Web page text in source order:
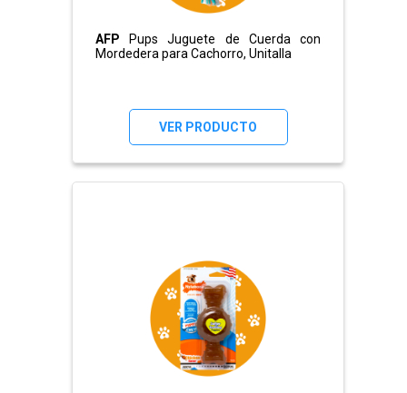
AFP
Pups Juguete de Cuerda con
Mordedera para Cachorro, Unitalla
VER PRODUCTO